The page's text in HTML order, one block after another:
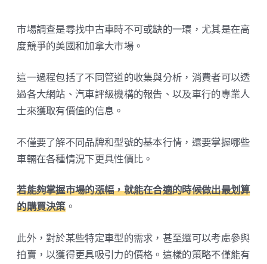
市場調查是尋找中古車時不可或缺的一環，尤其是在高
度競爭的美國和加拿大市場。
這一過程包括了不同管道的收集與分析，消費者可以透
過各大網站、汽車評級機構的報告、以及車行的專業人
士來獲取有價值的信息。
不僅要了解不同品牌和型號的基本行情，還要掌握哪些
車輛在各種情況下更具性價比。
若能夠掌握市場的漲幅，就能在合適的時候做出最划算
的購買決策。
此外，對於某些特定車型的需求，甚至還可以考慮參與
拍賣，以獲得更具吸引力的價格。這樣的策略不僅能有